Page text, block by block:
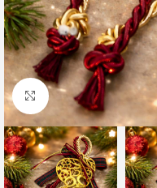
Click to enlarge